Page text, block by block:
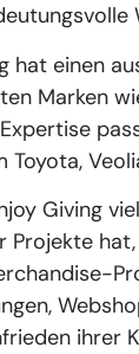
hat einen
Marken
Toyota,
Giving
ihrer